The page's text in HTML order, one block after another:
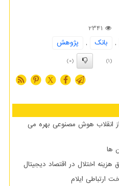
2341
, بانك ,
پژوهش
(1)
(0)
X
انقلاب هوش مصنوعی بهره می
ها
هزینه اختلال در اقتصاد دیجیتال
ارتباطی ایلام